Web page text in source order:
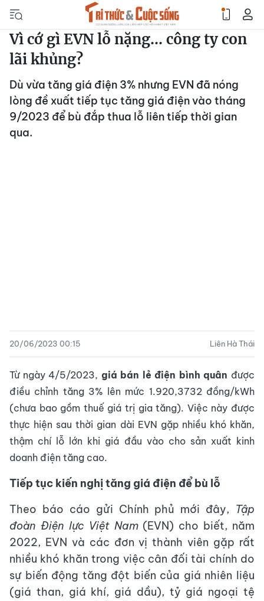
Vì cớ gì EVN lỗ nặng… công ty con
lãi khủng?
Dù vừa tăng giá điện 3% nhưng EVN đã nóng
lòng đề xuất tiếp tục tăng giá điện vào tháng
9/2023 để bù đắp thua lỗ liên tiếp thời gian
qua.
20/06/2023 00:15 Liên Hà Thái
Từ ngày 4/5/2023, giá bán lẻ điện bình quân được
điều chỉnh tăng 3% lên mức 1.920,3732 đồng/kWh
(chưa bao gồm thuế giá trị gia tăng). Việc này được
thực hiện sau thời gian dài EVN gặp nhiều khó khăn,
thậm chí lỗ lớn khi giá đầu vào cho sản xuất kinh
doanh điện tăng cao.
Tiếp tục kiến nghị tăng giá điện để bù lỗ
Theo báo cáo gửi Chính phủ mới đây, Tập
đoàn Điện lực Việt Nam(EVN) cho biết, năm
2022, EVN và các đơn vị thành viên gặp rất
nhiều khó khăn trong việc cân đối tài chính do
sự biến động tăng đột biến của giá nhiên liệu
(giá than, giá khí, giá dầu), tỷ giá ngoại tệ